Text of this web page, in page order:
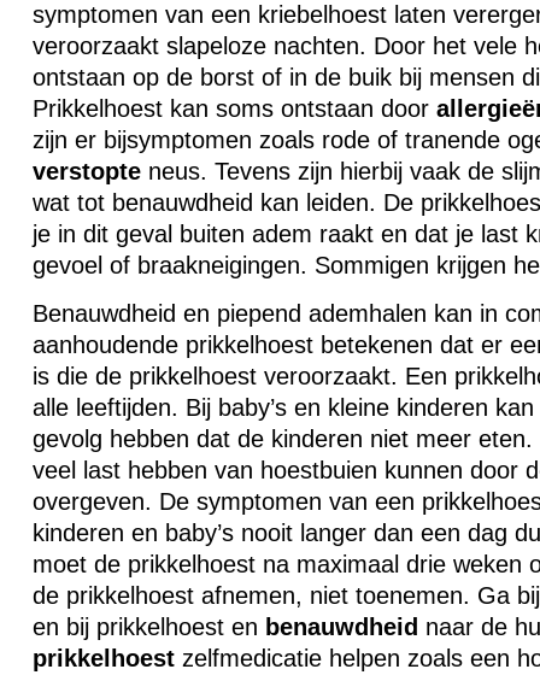
symptomen van een kriebelhoest laten
veroorzaakt slapeloze nachten. Door het vele
ontstaan op de borst of in de buik bij mensen
Prikkelhoest kan soms ontstaan door
zijn er bijsymptomen zoals rode of tranende
verstopteneus. Tevens zijn hierbij vaak de
wat tot benauwdheid kan leiden. De
je in dit geval buiten adem raakt en dat je last
gevoel of braakneigingen. Sommigen krijgen
Benauwdheid en piepend ademhalen kan in
aanhoudende prikkelhoest betekenen dat er
is die de prikkelhoest veroorzaakt. Een
alle leeftijden. Bij baby’s en kleine kinderen
gevolg hebben dat de kinderen niet meer
veel last hebben van hoestbuien kunnen door
overgeven. De symptomen van een
kinderen en baby’s nooit langer dan een dag
moet de prikkelhoest na maximaal drie weken
de prikkelhoest afnemen, niet toenemen. Ga
en bij prikkelhoest en benauwdheid naar de
prikkelhoestzelfmedicatie helpen zoals een